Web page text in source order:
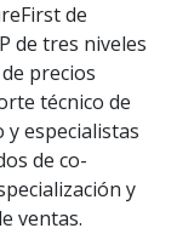
de
de tres niveles
precios
técnico de
y especialistas
de co-
y
ventas.